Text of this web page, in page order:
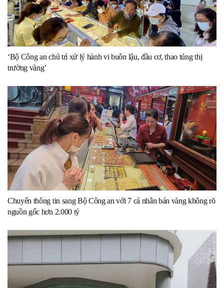
‘Bộ Công an chủ trì xử lý hành vi buôn lậu, đầu cơ, thao túng thị
trường vàng’
Chuyển thông tin sang Bộ Công an với 7 cá nhân bán vàng không rõ
nguồn gốc hơn 2.000 tỷ